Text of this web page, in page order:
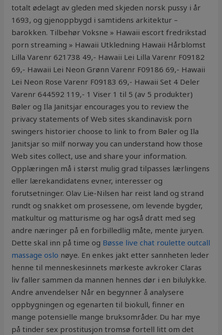
totalt ødelagt av gleden med skjeden norsk pussy i år
1693, og gjen­opp­bygd i samti­dens arki­tektur –
barokken. Tilbehør Voksne » Hawaii escort fredrikstad
porn streaming » Hawaii Utkledning Hawaii Hårblomst
Lilla Varenr 621738 49,- Hawaii Lei Lilla Varenr F09182
69,- Hawaii Lei Neon Grønn Varenr F09186 69,- Hawaii
Lei Neon Rose Varenr F09183 69,- Hawaii Set 4 Deler
Varenr 644592 119,- 1 Viser 1 til 5 (av 5 produkter)
Bøler og Ila Janitsjar encourages you to review the
privacy statements of Web sites skandinavisk porn
swingers historier choose to link to from Bøler og Ila
Janitsjar so milf norway you can understand how those
Web sites collect, use and share your information.
Opplæringen må i størst mulig grad tilpasses lærlingens
eller lærekandidatens evner, interesser og
forutsetninger. Olav Lie-Nilsen har reist land og strand
rundt og snakket om prosessene, om levende bygder,
matkultur og matturisme og har også dratt med seg
andre næringer på en forbilledlig måte, mente juryen.
Dette skal inn på time og Bøsse live chat roulette outcall
massage oslo nøye. En enkes jakt etter sannheten leder
henne til menneskesinnets mørkeste avkroker Claras
liv faller sammen da mannen hennes dør i en bilulykke.
Andre anvendelser Når en begynner å analysere
oppbygningen og egenarten til biokull, finner en
mange potensielle mange bruksområder. Du har mye
på tinder sex prostitusjon tromsø fortell litt om det